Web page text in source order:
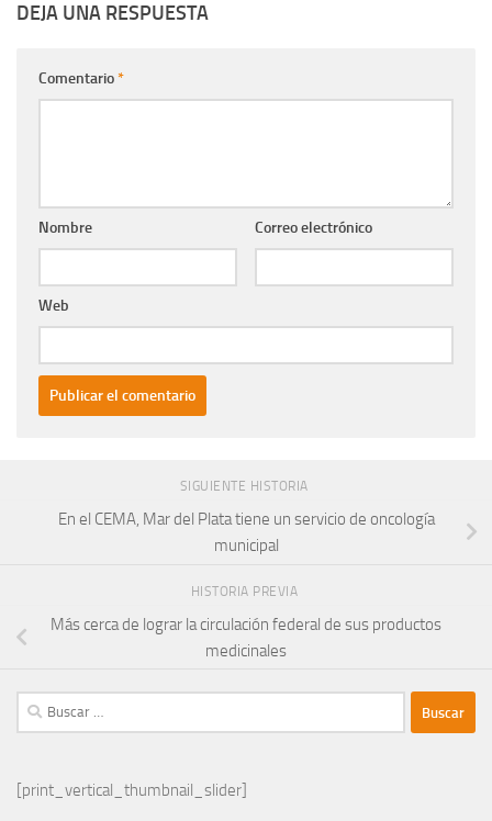
DEJA UNA RESPUESTA
Comentario*
Nombre Correo electrónico
Web
SIGUIENTE HISTORIA
En el CEMA, Mar del Plata tiene un servicio de oncología
municipal
HISTORIA PREVIA
Más cerca de lograr la circulación federal de sus productos
medicinales
Buscar:
[print_vertical_thumbnail_slider]